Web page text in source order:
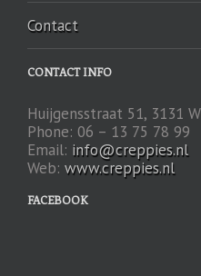
Contact
CONTACT INFO
Huijgensstraat 51, 3131
Phone: 06 – 13 75 78 99
Email: info@creppies.nl
Web: www.creppies.nl
FACEBOOK